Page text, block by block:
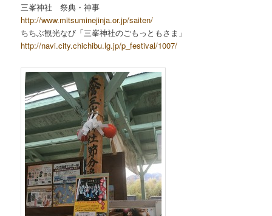
三峯神社 祭典・神事
http://www.mitsuminejinja.or.jp/saiten/
ちちぶ観光なび「三峯神社のごもっともさま」
http://navi.city.chichibu.lg.jp/p_festival/1007/